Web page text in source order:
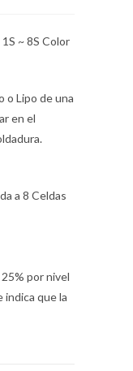
~ 8S Color
o Lipo de una
en el
a 8 Celdas
por nivel
indica que la